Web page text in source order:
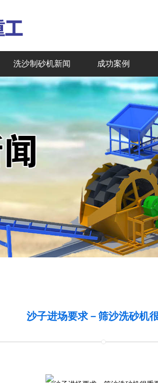
洗沙制砂机新闻 成功案例
沙子进场要求－筛沙洗砂机